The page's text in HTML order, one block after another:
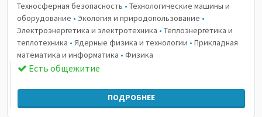
Техносферная безопасность • Технологические машины и
оборудование • Экология и природопользование •
Электроэнергетика и электротехника • Теплоэнергетика и
теплотехника • Ядерные физика и технологии • Прикладная
математика и информатика • Физика
Есть общежитие
ПОДРОБНЕЕ